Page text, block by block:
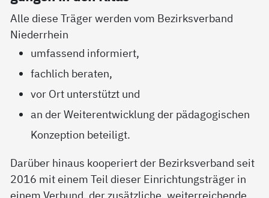
Alle diese Träger werden vom Bezirksverband
Niederrhein
umfassend informiert,
fachlich beraten,
vor Ort unterstützt und
an der Weiterentwicklung der pädagogischen
Konzeption beteiligt.
Darüber hinaus kooperiert der Bezirksverband seit
2016 mit einem Teil dieser Einrichtungsträger in
einem Verbund, der zusätzliche, weiterreichende